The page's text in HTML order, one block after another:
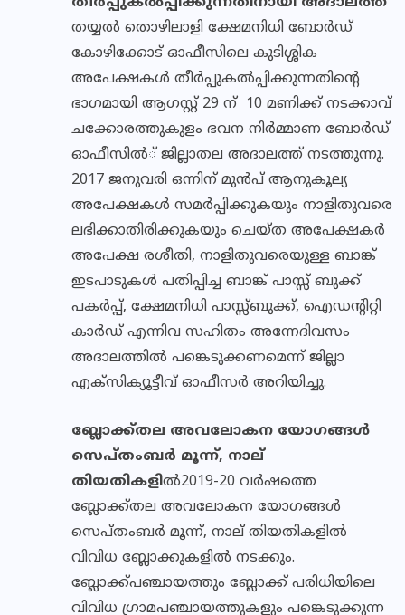
തയ്യല്‍ തൊഴിലാളി ക്ഷേമനിധി ബോര്‍ഡ്
കോഴിക്കോട് ഓഫീസിലെ കുടിശ്ശിക
അപേക്ഷകള്‍ തീര്‍പ്പുകല്‍പ്പിക്കുന്നതിന്റെ
ഭാഗമായി ആഗസ്റ്റ് 29 ന് 10 മണിക്ക് നടക്കാവ്
ചക്കോരത്തുകുളം ഭവന നിര്‍മ്മാണ ബോര്‍ഡ്
ഓഫീസില്‍് ജില്ലാതല അദാലത്ത് നടത്തുന്നു.
2017 ജനുവരി ഒന്നിന് മുന്‍പ് ആനുകൂല്യ
അപേക്ഷകള്‍ സമര്‍പ്പിക്കുകയും നാളിതുവരെ
ലഭിക്കാതിരിക്കുകയും ചെയ്ത അപേക്ഷകര്‍
അപേക്ഷ രശീതി, നാളിതുവരെയുള്ള ബാങ്ക്
ഇടപാടുകള്‍ പതിപ്പിച്ച ബാങ്ക് പാസ്സ് ബുക്ക്
പകര്‍പ്പ്, ക്ഷേമനിധി പാസ്സ്ബുക്ക്, ഐഡന്റിറ്റി
കാര്‍ഡ് എന്നിവ സഹിതം അന്നേദിവസം
അദാലത്തില്‍ പങ്കെടുക്കണമെന്ന് ജില്ലാ
എക്സിക്യൂട്ടീവ് ഓഫീസര്‍ അറിയിച്ചു.
ബ്ലോക്ക്തല അവലോകന യോഗങ്ങള്‍
സെപ്തംബര്‍ മൂന്ന്, നാല്
തിയതികളില്‍2019-20 വര്‍ഷത്തെ
ബ്ലോക്ക്തല അവലോകന യോഗങ്ങള്‍
സെപ്തംബര്‍ മൂന്ന്, നാല് തിയതികളില്‍
വിവിധ ബ്ലോക്കുകളില്‍ നടക്കും.
ബ്ലോക്ക്പഞ്ചായത്തും ബ്ലോക്ക് പരിധിയിലെ
വിവിധ ഗ്രാമപഞ്ചായത്തുകളും പങ്കെടുക്കുന്ന